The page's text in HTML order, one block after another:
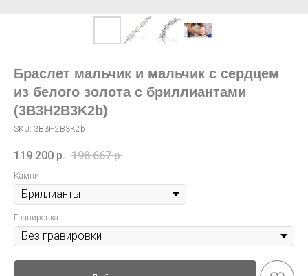
Браслет мальчик и мальчик с сердцем
из белого золота с бриллиантами
(3B3H2B3K2b)
SKU: 3B3H2B3K2b
119 200 р. 198 667 р.
Камни
Гравировка